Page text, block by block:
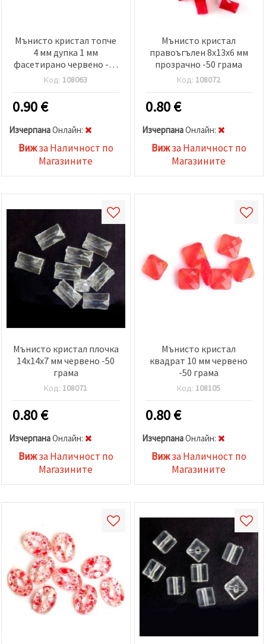
Мънисто кристал топче
4 мм дупка 1 мм
фасетирано червено -50
грама ~ 1800 броя
Код: 108063
0.90€
ИзчерпанаOнлайн:
Вижза Наличност по
Магазините
Мънисто кристал
правоъгълен 8x13x6 мм
прозрачно -50 грама
Код: 108072
0.80€
ИзчерпанаOнлайн:
Вижза Наличност по
Магазините
Мънисто кристал плочка
14x14x7 мм червено -50
грама
Код: 108071
0.80€
ИзчерпанаOнлайн:
Вижза Наличност по
Магазините
Мънисто кристал
квадрат 10 мм червено
-50 грама
Код: 108105
0.80€
ИзчерпанаOнлайн:
Вижза Наличност по
Магазините